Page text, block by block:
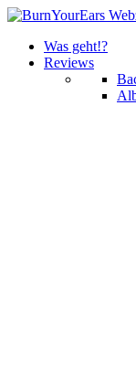
Was geht!?
Reviews